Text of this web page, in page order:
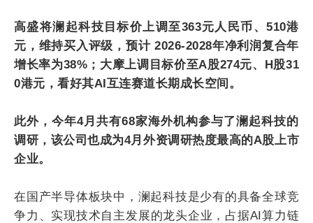
高盛将澜起科技目标价上调至363元人民币、510港
元，维持买入评级，预计 2026-2028年净利润复合年
增长率为38%；大摩上调目标价至A股274元、H股31
0港元，看好其AI互连赛道长期成长空间。
此外，今年4月共有68家海外机构参与了澜起科技的
调研，该公司也成为4月外资调研热度最高的A股上市
企业。
在国产半导体板块中，澜起科技是少有的具备全球竞
争力、实现技术自主发展的龙头企业，占据AI算力链